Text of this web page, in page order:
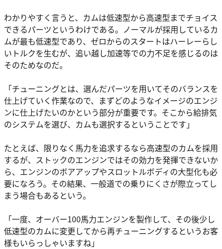
わかりやすく言うと、カムは低速型から高速型までチョイス
できるパーツというわけである。ノーマルが採用しているカ
ムが最も低速型であり、ゼロからのスタートはハーレーらし
いトルクを生むが、追い越し加速等での力不足を感じるのは
そのためなのだ。
「チューニングとは、選んだパーツを用いてそのバランスを
仕上げていく作業なので、まずどのようなイメージのエンジ
ンに仕上げたいのかという部分が重要です。そこから給排気
のシステムを選び、カムも選択するということです」
たとえば、限りなく馬力を追求するなら高速型のカムを採用
するが、ストックのエンジンではその効力を発揮できないか
ら、エンジンのボアアップやスロットルボディの大型化も必
要になろう。その結果、一般道での乗りにくさが際立ってし
まう場合もあるという。
「一度、オーバー100馬力エンジンを製作して、その後少し
低速型のカムに変更してから再チューニングするというお客
様もいらっしゃいますね」